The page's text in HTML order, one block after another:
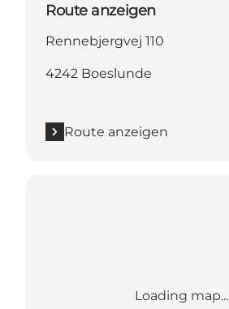
Route anzeigen
Rennebjergvej 110
4242 Boeslunde
Route anzeigen
Loading map...